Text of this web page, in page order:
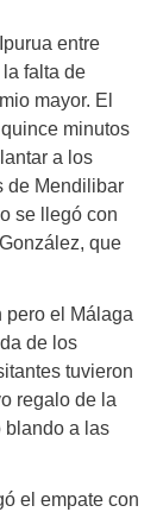
entre
falta de
mayor. El
minutos
a los
de Mendilibar
se llegó con
que
pero el Málaga
de los
tuvieron
regalo de la
blando a las
el empate con